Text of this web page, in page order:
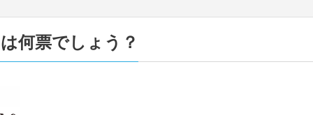
何票でしょう？